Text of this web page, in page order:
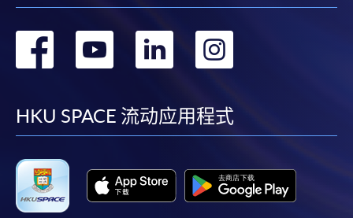
转
facebook
转
youtube
转
linkedin
HKU SPACE 流动应用程式